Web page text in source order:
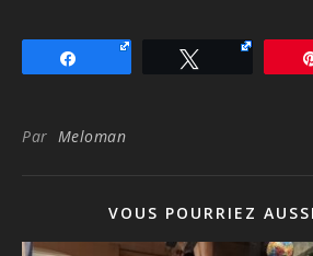
Par Meloman
VOUS POURRIEZ